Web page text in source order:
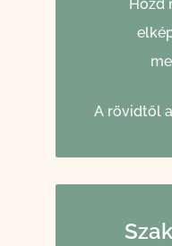
Hozd
A rövidtől